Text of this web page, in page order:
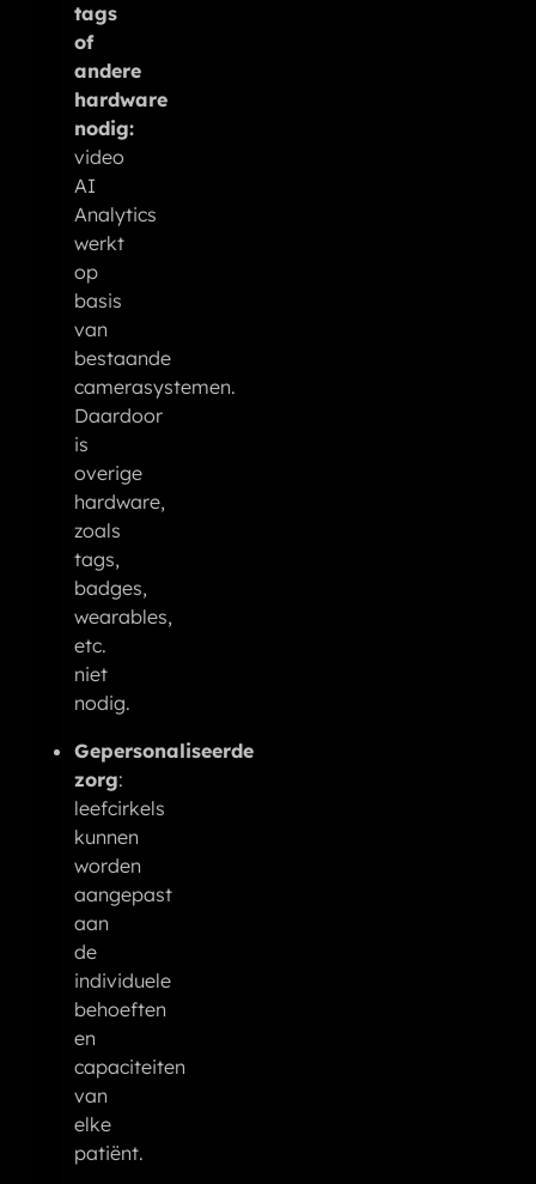
tags
of
andere
hardware
nodig:
video
AI
Analytics
werkt
op
basis
van
bestaande
camerasystemen.
Daardoor
is
overige
hardware,
zoals
tags,
badges,
wearables,
etc.
niet
nodig.
Gepersonaliseerde
zorg:
leefcirkels
kunnen
worden
aangepast
aan
de
individuele
behoeften
en
capaciteiten
van
elke
patiënt.